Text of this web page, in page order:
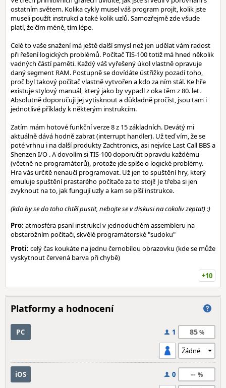
ostatním světem. Kolika cykly musel váš program projít, kolik jste
museli použít instrukcí a také kolik uzlů. Samozřejmě zde všude
platí, že čím méně, tím lépe.
Celé to vaše snažení má ještě další smysl než jen udělat vám radost
při řešení logických problémů. Počítač TIS-100 totiž má hned několik
vadných částí paměti. Každý váš vyřešený úkol vlastně opravuje
daný segment RAM. Postupně se dovídáte ústřižky pozadí toho,
proč byl takový počítač vlastně vytvořen a kdo za ním stál. Ke hře
existuje stylový manuál, který jako by vypadl z oka těm z 80. let.
Absolutně doporučuji jej vytisknout a důkladně pročíst, jsou tam i
jednotlivé příklady k některým instrukcím.
Zatím mám hotové funkční verze 8 z 15 základních. Devátý mi
aktuálně dává hodně zabrat (interrupt handler). Už teď vím, že se
poté vrhnu i na další produkty Zachtronics, asi nejvíce Last Call BBS a
Shenzen I/O . A dovolím si TIS-100 doporučit opravdu každému
(včetně ne-programátorů), protože jde spíše o logické problémy.
Hra vás určitě nenaučí programovat. Už jen to spuštění hry, který
emuluje spuštění prastarého počítače za to stojí! Je třeba si jen
zvyknout na to, jak fungují uzly a kam se píší instrukce.
(kdo by se do toho chtěl pustit, nebojte se v diskusi na cokoliv zeptat) :)
Pro: atmosféra psaní instrukcí v jednoduchém assembleru na
obstarožním počítači, skvělé programátorské "sudoku"
Proti: celý čas koukáte na jednu černobílou obrazovku (kde se může
vyskytnout červená barva při chybě)
+10
Platformy a hodnocení
PC 1 85
iOS 0 --